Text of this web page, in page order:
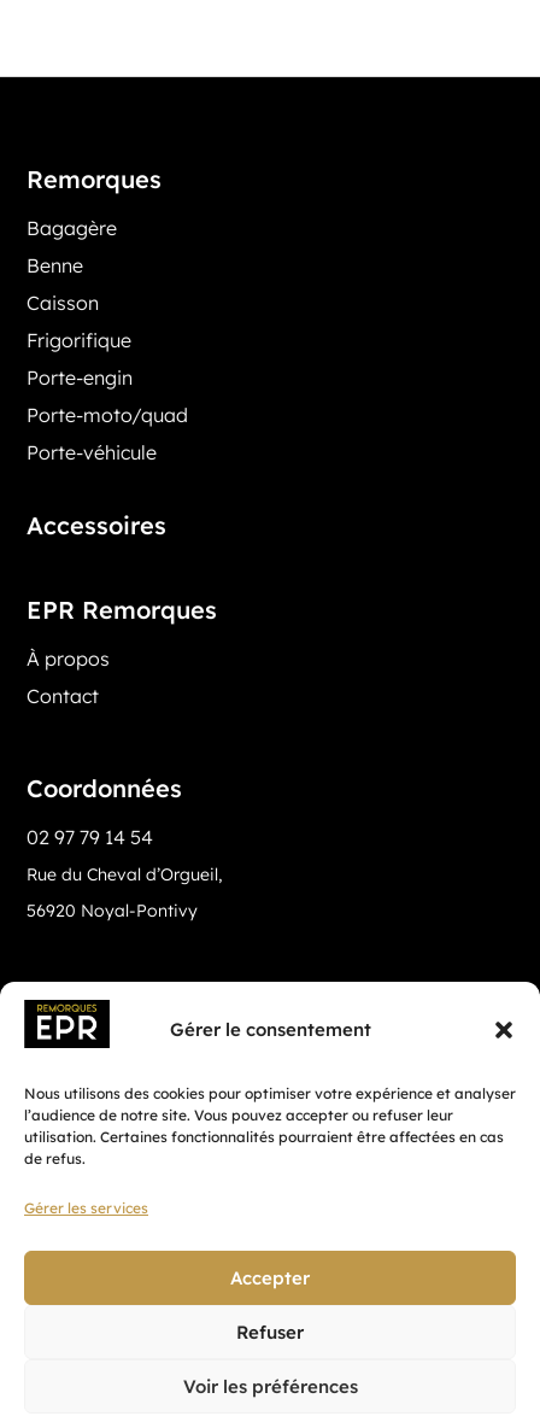
Gérer le consentement
Nous utilisons des cookies pour optimiser votre expérience et analyser
l’audience de notre site. Vous pouvez accepter ou refuser leur
utilisation. Certaines fonctionnalités pourraient être affectées en cas
de refus.
Gérer les services
Accepter
Refuser
Voir les préférences
Remorques
Bagagère
Benne
Caisson
Frigorifique
Porte-engin
Porte-moto/quad
Porte-véhicule
Accessoires
EPR Remorques
À propos
Contact
Coordonnées
02 97 79 14 54
Rue du Cheval d’Orgueil,
56920 Noyal-Pontivy